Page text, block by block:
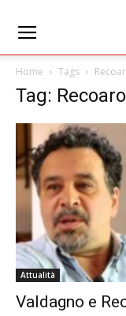
Home Tags
Tag: Recoaro
Attualità
Valdagno e